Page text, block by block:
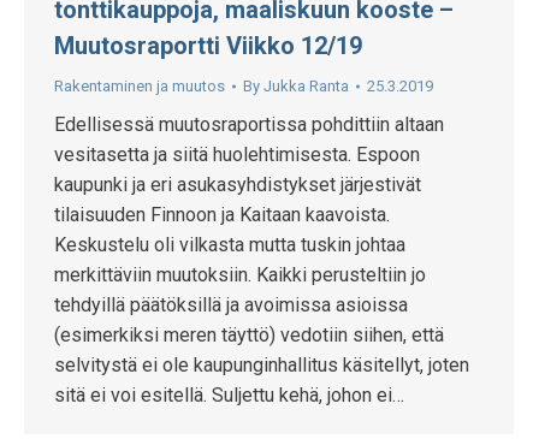
tonttikauppoja, maaliskuun kooste –
Muutosraportti Viikko 12/19
Rakentaminen ja muutos By Jukka Ranta 25.3.2019
Edellisessä muutosraportissa pohdittiin altaan
vesitasetta ja siitä huolehtimisesta. Espoon
kaupunki ja eri asukasyhdistykset järjestivät
tilaisuuden Finnoon ja Kaitaan kaavoista.
Keskustelu oli vilkasta mutta tuskin johtaa
merkittäviin muutoksiin. Kaikki perusteltiin jo
tehdyillä päätöksillä ja avoimissa asioissa
(esimerkiksi meren täyttö) vedotiin siihen, että
selvitystä ei ole kaupunginhallitus käsitellyt, joten
sitä ei voi esitellä. Suljettu kehä, johon ei…